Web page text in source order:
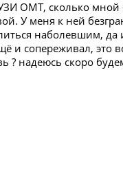
УЗИ ОМТ, сколько
У меня к ней
наболевшим, да
и сопереживал,
надеюсь скоро